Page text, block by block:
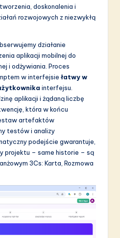
doskonalenia i
rozwojowych z niezwykłą
działanie
aplikacji mobilnej do
i odżywiania. Proces
w interfejsie łatwy w
interfejsu.
aplikacji i żądaną liczbę
która w końcu
artefaktów
testów i analizy
podejście gwarantuje,
projektu – same historie – są
3Cs: Karta, Rozmowa